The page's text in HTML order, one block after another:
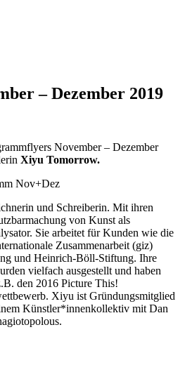
– Dezember 2019
November – Dezember
Xiyu Tomorrow.
und Schreiberin. Mit ihren
von Kunst als
Sie arbeitet für Kunden wie die
Zusammenarbeit (giz)
und Heinrich-Böll-Stiftung. Ihre
vielfach ausgestellt und haben
den 2016 Picture This!
Xiyu ist Gründungsmitglied
Künstler*innenkollektiv mit Dan